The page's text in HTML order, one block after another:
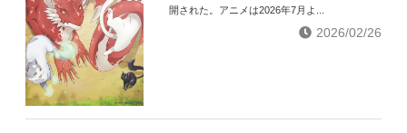
開された。アニメは2026年7月よ...
2026/02/26